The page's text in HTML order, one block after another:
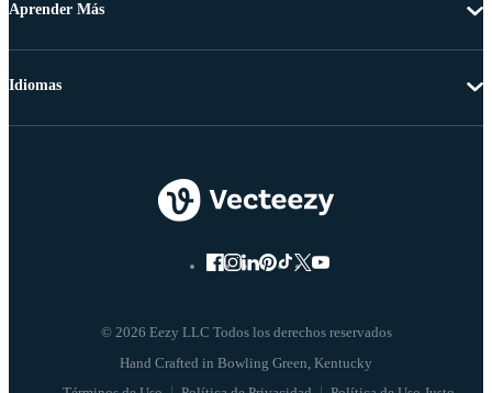
Aprender Más
© 2026 Eezy LLC Todos los derechos reservados
Idiomas